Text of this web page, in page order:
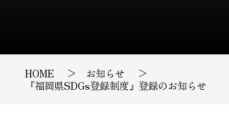
HOME
お知らせ
『福岡県SDGs登録制度』登録のお知らせ